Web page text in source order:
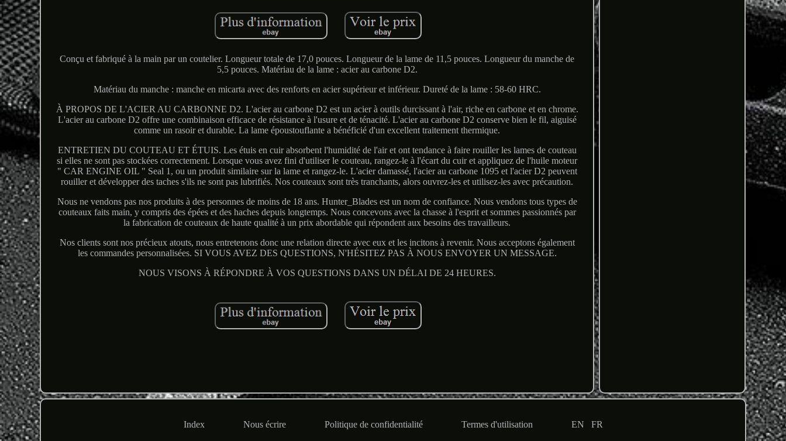
Conçu et fabriqué à la main par un coutelier. Longueur totale de 17,0 pouces. Longueur de la lame de 11,5 pouces. Longueur du manche de
5,5 pouces. Matériau de la lame : acier au carbone D2.
Matériau du manche : manche en micarta avec des renforts en acier supérieur et inférieur. Dureté de la lame : 58-60 HRC.
À PROPOS DE L'ACIER AU CARBONNE D2. L'acier au carbone D2 est un acier à outils durcissant à l'air, riche en carbone et en chrome.
L'acier au carbone D2 offre une combinaison efficace de résistance à l'usure et de ténacité. L'acier au carbone D2 conserve bien le fil, aiguisé
comme un rasoir et durable. La lame époustouflante a bénéficié d'un excellent traitement thermique.
ENTRETIEN DU COUTEAU ET ÉTUIS. Les étuis en cuir absorbent l'humidité de l'air et ont tendance à faire rouiller les lames de couteau
si elles ne sont pas stockées correctement. Lorsque vous avez fini d'utiliser le couteau, rangez-le à l'écart du cuir et appliquez de l'huile moteur
" CAR ENGINE OIL " Seal 1, ou un produit similaire sur la lame et rangez-le. L'acier damassé, l'acier au carbone 1095 et l'acier D2 peuvent
rouiller et développer des taches s'ils ne sont pas lubrifiés. Nos couteaux sont très tranchants, alors ouvrez-les et utilisez-les avec précaution.
Nous ne vendons pas nos produits à des personnes de moins de 18 ans. Hunter_Blades est un nom de confiance. Nous vendons tous types de
couteaux faits main, y compris des épées et des haches depuis longtemps. Nous concevons avec la chasse à l'esprit et sommes passionnés par
la fabrication de couteaux de haute qualité à un prix abordable qui répondent aux besoins des travailleurs.
Nos clients sont nos précieux atouts, nous entretenons donc une relation directe avec eux et les incitons à revenir. Nous acceptons également
les commandes personnalisées. SI VOUS AVEZ DES QUESTIONS, N'HÉSITEZ PAS À NOUS ENVOYER UN MESSAGE.
NOUS VISONS À RÉPONDRE À VOS QUESTIONS DANS UN DÉLAI DE 24 HEURES.
Index Nous écrire Politique de confidentialité Termes d'utilisation EN FR